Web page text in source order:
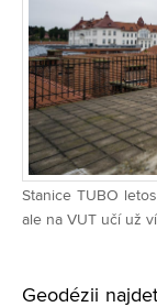
Stanice TUBO
ale na VUT učí už
Geodézii